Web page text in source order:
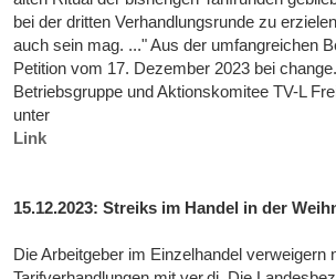
bei der dritten Verhandlungsrunde zu
auch sein mag. ..." Aus der umfangreichen
Petition vom 17. Dezember 2023 bei
Betriebsgruppe und Aktionskomitee TV-L
unter
Link
15.12.2023: Streiks im Handel in der
Die Arbeitgeber im Einzelhandel verweigern